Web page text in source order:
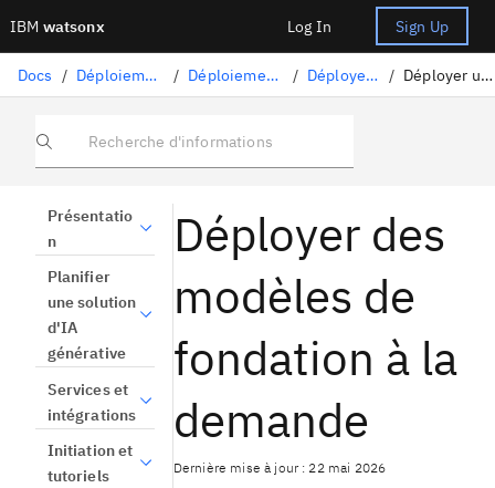
IBM watsonx Log In Sign Up
Docs / Déploiement de modèles et d'autres actifs / Déploiement d'actifs d'intelligence artificielle / Déployer des actifs d'IA générative / Déployer un foundation model à la demande
Recherche d'informations
Présentatio
n
Planifier
une solution
d'IA
générative
Services et
intégrations
Initiation et
tutoriels
Déployer des
modèles de
fondation à la
demande
Dernière mise à jour : 22 mai 2026